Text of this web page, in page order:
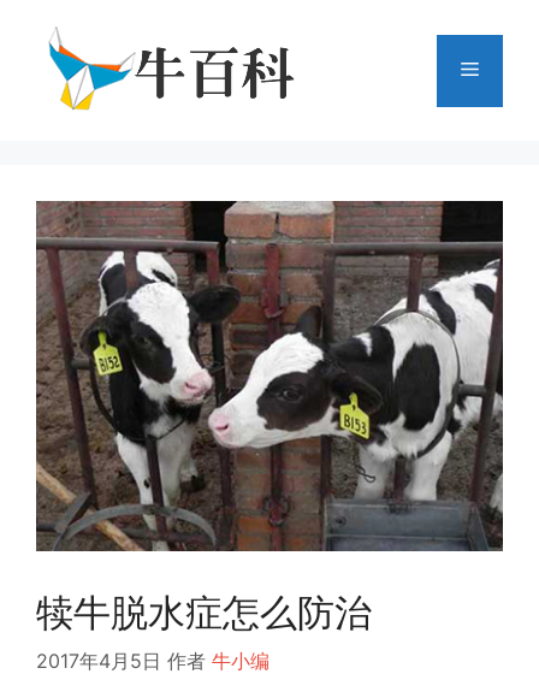
菜
犊牛脱水症怎么防治
2017年4月5日 作者 牛小编